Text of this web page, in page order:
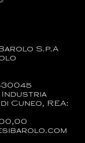
S.p.A
Industria
Cuneo, REA: